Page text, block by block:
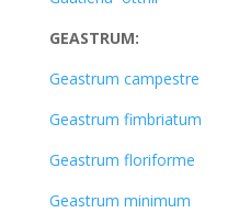
GEASTRUM:
Geastrum campestre
Geastrum fimbriatum
Geastrum floriforme
Geastrum minimum